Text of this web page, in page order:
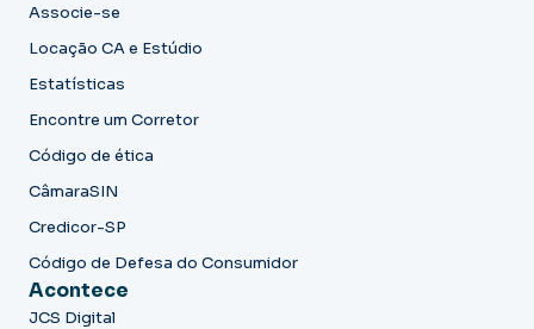
Associe-se
Locação CA e Estúdio
Estatísticas
Encontre um Corretor
Código de ética
CâmaraSIN
Credicor-SP
Código de Defesa do Consumidor
Acontece
JCS Digital